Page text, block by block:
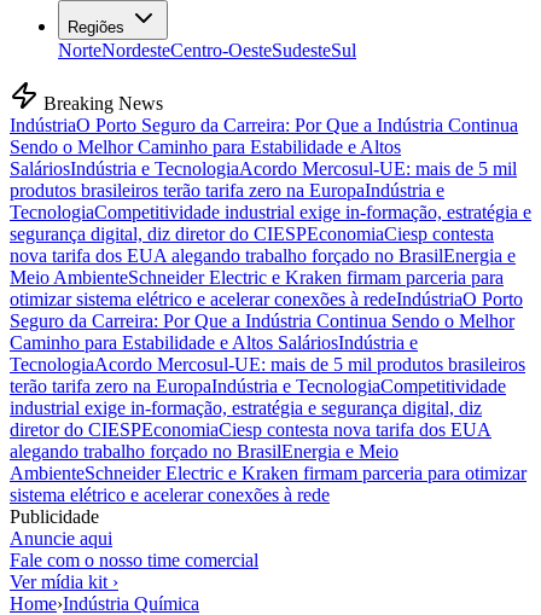
Regiões
NorteNordesteCentro-OesteSudesteSul
Breaking News
IndústriaO Porto Seguro da Carreira: Por Que a Indústria Continua
Sendo o Melhor Caminho para Estabilidade e Altos
SaláriosIndústria e TecnologiaAcordo Mercosul-UE: mais de 5 mil
produtos brasileiros terão tarifa zero na EuropaIndústria e
TecnologiaCompetitividade industrial exige in-formação, estratégia e
segurança digital, diz diretor do CIESPEconomiaCiesp contesta
nova tarifa dos EUA alegando trabalho forçado no BrasilEnergia e
Meio AmbienteSchneider Electric e Kraken firmam parceria para
otimizar sistema elétrico e acelerar conexões à redeIndústriaO Porto
Seguro da Carreira: Por Que a Indústria Continua Sendo o Melhor
Caminho para Estabilidade e Altos SaláriosIndústria e
TecnologiaAcordo Mercosul-UE: mais de 5 mil produtos brasileiros
terão tarifa zero na EuropaIndústria e TecnologiaCompetitividade
industrial exige in-formação, estratégia e segurança digital, diz
diretor do CIESPEconomiaCiesp contesta nova tarifa dos EUA
alegando trabalho forçado no BrasilEnergia e Meio
AmbienteSchneider Electric e Kraken firmam parceria para otimizar
sistema elétrico e acelerar conexões à rede
Publicidade
Anuncie aqui
Fale com o nosso time comercial
Ver mídia kit ›
Home›Indústria Química